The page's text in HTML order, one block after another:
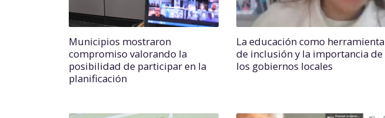
Municipios mostraron
compromiso valorando la
posibilidad de participar en la
planificación
La educación como herramienta
de inclusión y la importancia de
los gobiernos locales